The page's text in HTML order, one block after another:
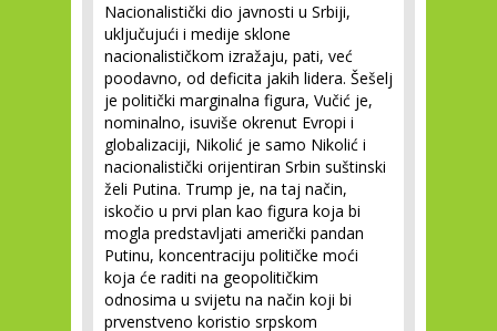
Nacionalistički dio javnosti u Srbiji,
uključujući i medije sklone
nacionalističkom izražaju, pati, već
poodavno, od deficita jakih lidera. Šešelj
je politički marginalna figura, Vučić je,
nominalno, isuviše okrenut Evropi i
globalizaciji, Nikolić je samo Nikolić i
nacionalistički orijentiran Srbin suštinski
želi Putina. Trump je, na taj način,
iskočio u prvi plan kao figura koja bi
mogla predstavljati američki pandan
Putinu, koncentraciju političke moći
koja će raditi na geopolitičkim
odnosima u svijetu na način koji bi
prvenstveno koristio srpskom